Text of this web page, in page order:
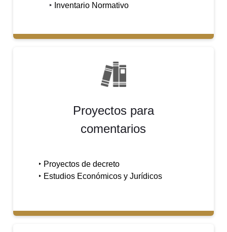
​​​​​​‣ ​Inventario Normativo
Proyectos para
comentarios
‣ Proyectos de decreto
‣ Estudios Económicos y Jurídicos